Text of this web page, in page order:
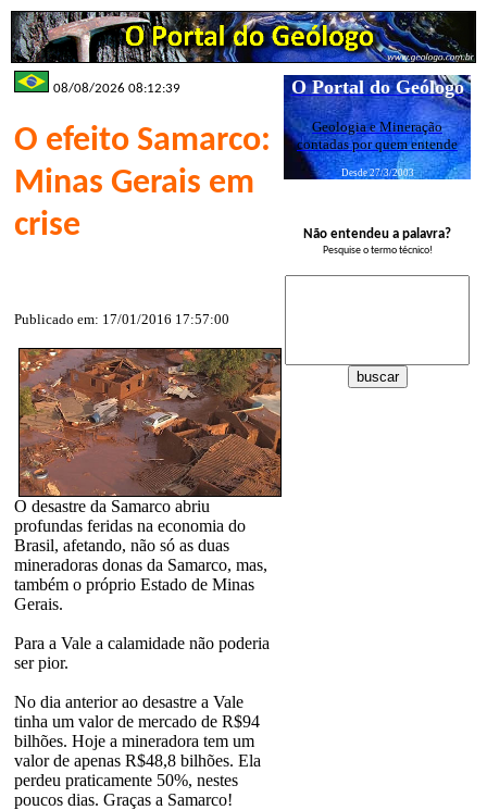
08/08/2026 08:12:39
O efeito Samarco:
Minas Gerais em
crise
Publicado em: 17/01/2016 17:57:00
O desastre da Samarco abriu
profundas feridas na economia do
Brasil, afetando, não só as duas
mineradoras donas da Samarco, mas,
também o próprio Estado de Minas
Gerais.
Para a Vale a calamidade não poderia
ser pior.
No dia anterior ao desastre a Vale
tinha um valor de mercado de R$94
bilhões. Hoje a mineradora tem um
valor de apenas R$48,8 bilhões. Ela
perdeu praticamente 50%, nestes
poucos dias. Graças a Samarco!
O Portal do Geólogo
Geologia e Mineração
contadas por quem entende
Desde 27/3/2003
Não entendeu a palavra?
Pesquise o termo técnico!